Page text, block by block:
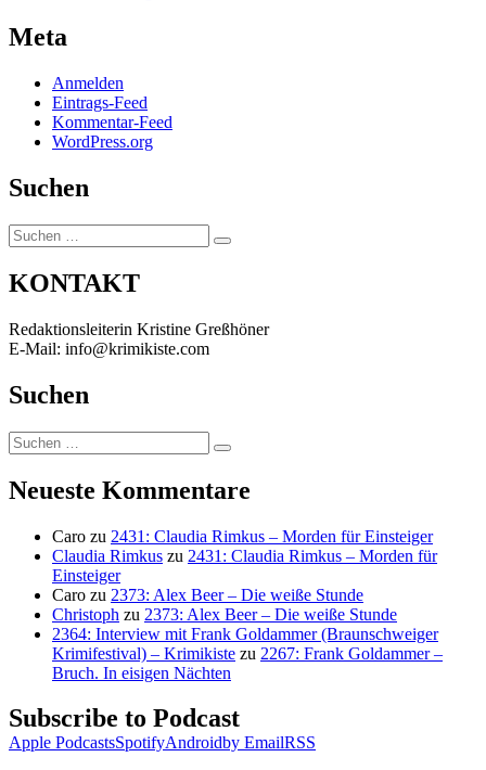
Meta
Anmelden
Eintrags-Feed
Kommentar-Feed
WordPress.org
Suchen
Suchen
nach:
Suchen
KONTAKT
Redaktionsleiterin Kristine Greßhöner
E-Mail: info@krimikiste.com
Suchen
Suchen
nach:
Suchen
Neueste Kommentare
Caro zu 2431: Claudia Rimkus – Morden für Einsteiger
Claudia Rimkus zu 2431: Claudia Rimkus – Morden für
Einsteiger
Caro zu 2373: Alex Beer – Die weiße Stunde
Christoph zu 2373: Alex Beer – Die weiße Stunde
2364: Interview mit Frank Goldammer (Braunschweiger
Krimifestival) – Krimikiste zu 2267: Frank Goldammer –
Bruch. In eisigen Nächten
Subscribe to Podcast
Apple PodcastsSpotifyAndroidby EmailRSS